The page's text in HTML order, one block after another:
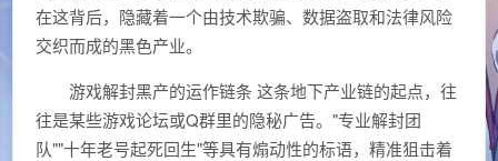
在这背后，隐藏着一个由技术欺骗、数据盗取和法律风险
交织而成的黑色产业。
游戏解封黑产的运作链条 这条地下产业链的起点，往
往是某些游戏论坛或Q群里的隐秘广告。"专业解封团
队""十年老号起死回生"等具有煽动性的标语，精准狙击着